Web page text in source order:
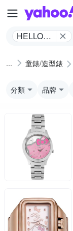
HELLO
蒂貓童錶/造型錶
分類 品牌